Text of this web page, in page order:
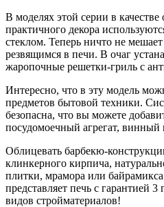
В моделях этой серии в качестве
практичного декора
стеклом. Теперь ничто не
резвящимся в печи. В очаг
жаропочные решетки-гриль с
Интересно, что в эту модель
предметов бытовой техники.
безопасна, что вы можете
посудомоечный агрегат,
Облицевать барбекю-
клинкерного кирпича,
плитки, мрамора или
представляет печь с гарантией
видов стройматериалов!